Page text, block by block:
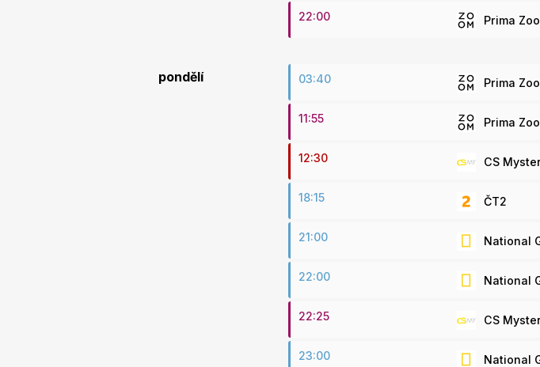
22:00 Prima
pondělí 03:40 Prima
11:55 Prima
12:30 CS
18:15 ČT2
21:00 National
22:00 National
22:25 CS
23:00 National